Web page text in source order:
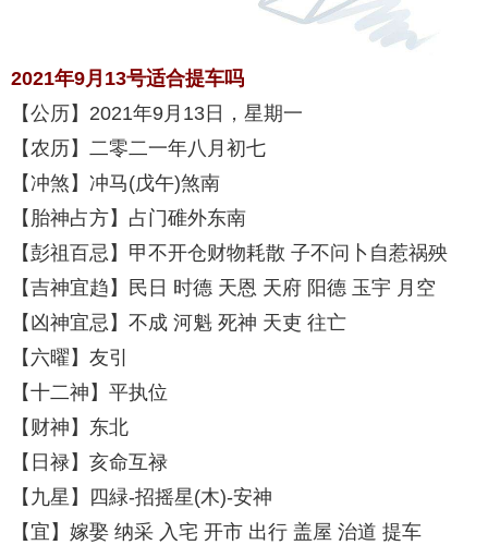
2021年9月13号适合提车吗
【公历】2021年9月13日，星期一
【农历】二零二一年八月初七
【冲煞】冲马(戊午)煞南
【胎神占方】占门碓外东南
【彭祖百忌】甲不开仓财物耗散 子不问卜自惹祸殃
【吉神宜趋】民日 时德 天恩 天府 阳德 玉宇 月空
【凶神宜忌】不成 河魁 死神 天吏 往亡
【六曜】友引
【十二神】平执位
【财神】东北
【日禄】亥命互禄
【九星】四緑-招摇星(木)-安神
【宜】嫁娶 纳采 入宅 开市 出行 盖屋 治道 提车